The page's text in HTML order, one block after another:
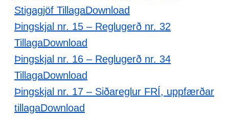
Stigagjöf TillagaDownload
Þingskjal nr. 15 – Reglugerð nr. 32
TillagaDownload
Þingskjal nr. 16 – Reglugerð nr. 34
TillagaDownload
Þingskjal nr. 17 – Siðareglur FRÍ, uppfærðar
tillagaDownload